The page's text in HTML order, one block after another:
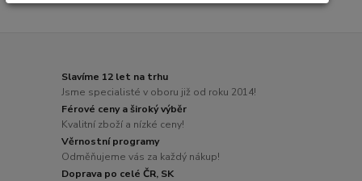
Slavíme 12 let na trhu
Jsme specialisté v oboru již od roku 2014!
Férové ceny a široký výběr
Kvalitní zboží a nízké ceny!
Věrnostní programy
Odměňujeme vás za každý nákup!
Doprava po celé ČR, SK